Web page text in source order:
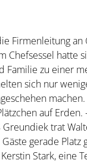
Firmenleitung
hatte
Familie zu einer
sich nur
auf Erden.
trat
gerade Platz
Stark, eine